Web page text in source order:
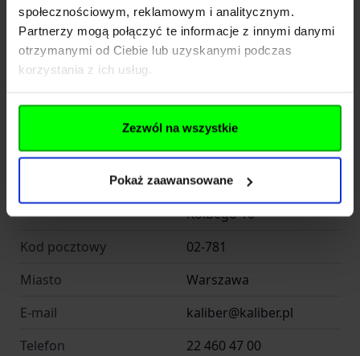
społecznościowym, reklamowym i analitycznym.
Partnerzy mogą połączyć te informacje z innymi danymi
otrzymanymi od Ciebie lub uzyskanymi podczas
korzystania z ich usług.
Zezwól na wszystkie
Pokaż zaawansowane
Miasto
GUANGZHOU
Importer
Kaliber Sp. z o.o.
Kraj
Polska
Adres
Kolbego 16
Kod pocztowy
02-781
Miasto
Warszawa
E-mail
kaliber@kaliber.pl
Telefon
22 460 47 00